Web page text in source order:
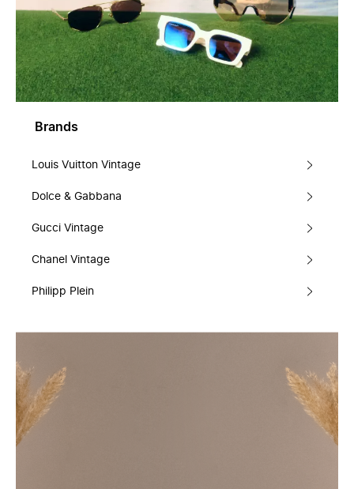
Brands
Louis Vuitton Vintage
Dolce & Gabbana
Gucci Vintage
Chanel Vintage
Philipp Plein